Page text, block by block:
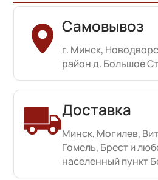
Самовывоз
г. Минск,
район д. Большое
Доставка
Минск, Могилев,
Гомель, Брест и
населенный пункт